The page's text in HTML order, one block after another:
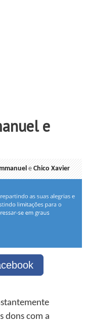
e
eChico Xavier
dons com a